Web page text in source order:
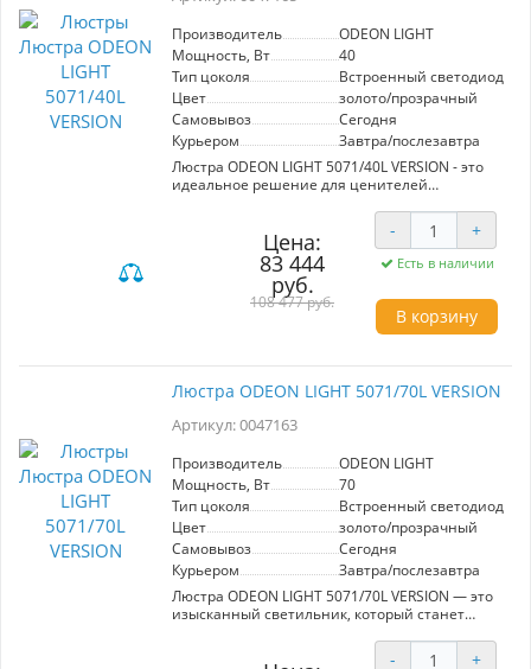
композициях из 2-3 колец, включая
выбор для тех, кто ценит стиль и
функциональность.
Производитель
ODEON LIGHT
Мощность, Вт
40
Тип цоколя
Встроенный светодиод
Цвет
золото/прозрачный
Самовывоз
Сегодня
Курьером
Завтра/послезавтра
Люстра ODEON LIGHT 5071/40L VERSION - это
идеальное решение для ценителей
диаметром 500 мм, это потолочное освещение
станет центром внимания в любом
интерьере. Изготовленная из
высококачественного crystal glass с
хрустальными элементами, она обеспечивает
шикарное свечение и создает атмосферу
уюта. Модель оснащена встроенным
гарантирует эффективное освещение с
напряжения 220V и легко интегрируется в
различные зоны благодаря разнообразным
вариантам установки – как по отдельности, так
золотистый и прозрачный цвет придаст вашей
комнате стиль и изысканность.
Цена:
83 444
руб.
108 477 руб.
- +
Есть в наличии
В корзину
Люстра ODEON LIGHT 5071/70L VERSION
Артикул: 0047163
Производитель
ODEON LIGHT
Мощность, Вт
70
Тип цоколя
Встроенный светодиод
Цвет
золото/прозрачный
Самовывоз
Сегодня
Курьером
Завтра/послезавтра
Люстра ODEON LIGHT 5071/70L VERSION — это
изысканный светильник, который станет
Роскошное сочетание кристального стекла и
- +